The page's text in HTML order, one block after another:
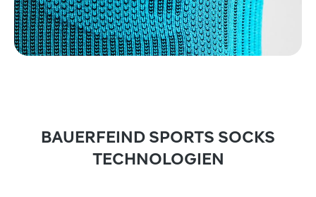
BAUERFEIND SPORTS SOCKS
TECHNOLOGIEN